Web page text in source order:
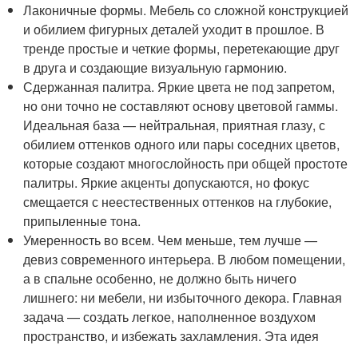
Лаконичные формы. Мебель со сложной конструкцией
и обилием фигурных деталей уходит в прошлое. В
тренде простые и четкие формы, перетекающие друг
в друга и создающие визуальную гармонию.
Сдержанная палитра. Яркие цвета не под запретом,
но они точно не составляют основу цветовой гаммы.
Идеальная база — нейтральная, приятная глазу, с
обилием оттенков одного или пары соседних цветов,
которые создают многослойность при общей простоте
палитры. Яркие акценты допускаются, но фокус
смещается с неестественных оттенков на глубокие,
припыленные тона.
Умеренность во всем. Чем меньше, тем лучше —
девиз современного интерьера. В любом помещении,
а в спальне особенно, не должно быть ничего
лишнего: ни мебели, ни избыточного декора. Главная
задача — создать легкое, наполненное воздухом
пространство, и избежать захламления. Эта идея